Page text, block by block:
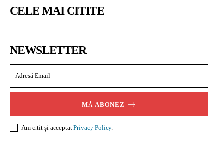
CELE MAI CITITE
NEWSLETTER
MĂ ABONEZ
Am citit și acceptat Privacy Policy.